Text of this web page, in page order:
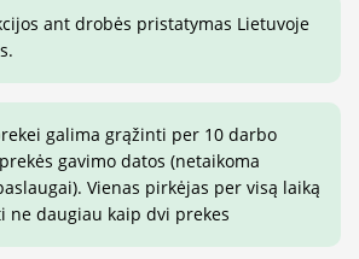
ant drobės pristatymas Lietuvoje
galima grąžinti per 10 darbo
gavimo datos (netaikoma
Vienas pirkėjas per visą laiką
ne daugiau kaip dvi prekes